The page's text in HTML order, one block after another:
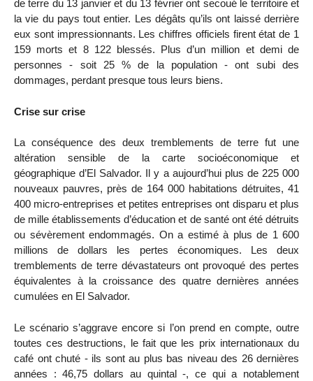
de terre du 13 janvier et du 13 février ont secoué le territoire et
la vie du pays tout entier. Les dégâts qu’ils ont laissé derrière
eux sont impressionnants. Les chiffres officiels firent état de 1
159 morts et 8 122 blessés. Plus d’un million et demi de
personnes - soit 25 % de la population - ont subi des
dommages, perdant presque tous leurs biens.
Crise sur crise
La conséquence des deux tremblements de terre fut une
altération sensible de la carte socioéconomique et
géographique d’El Salvador. Il y a aujourd’hui plus de 225 000
nouveaux pauvres, près de 164 000 habitations détruites, 41
400 micro-entreprises et petites entreprises ont disparu et plus
de mille établissements d’éducation et de santé ont été détruits
ou sévèrement endommagés. On a estimé à plus de 1 600
millions de dollars les pertes économiques. Les deux
tremblements de terre dévastateurs ont provoqué des pertes
équivalentes à la croissance des quatre dernières années
cumulées en El Salvador.
Le scénario s’aggrave encore si l’on prend en compte, outre
toutes ces destructions, le fait que les prix internationaux du
café ont chuté - ils sont au plus bas niveau des 26 dernières
années : 46,75 dollars au quintal -, ce qui a notablement